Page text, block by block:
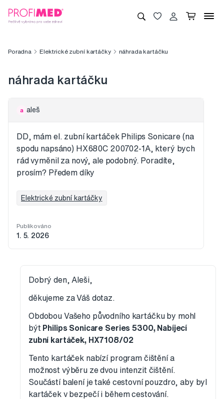
Poradna Elektrické zubní kartáčky náhrada kartáčku
náhrada kartáčku
a aleš
DD, mám el. zubní kartáček Philips Sonicare (na
spodu napsáno) HX680C 200702-1A, který bych
rád vyměnil za nový, ale podobný. Poradíte,
prosím? Předem díky
Elektrické zubní kartáčky
Publikováno
1. 5. 2026
Dobrý den, Aleši,
děkujeme za Váš dotaz.
Obdobou Vašeho původního kartáčku by mohl
být Philips Sonicare Series 5300, Nabíjecí
zubní kartáček, HX7108/02
Tento kartáček nabízí program čištění a
možnost výběru ze dvou intenzit čištění.
Součástí balení je také cestovní pouzdro, aby byl
kartáček v bezpečí i během cestování.